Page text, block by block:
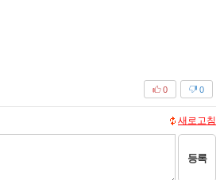
0
0
새로고침
등록